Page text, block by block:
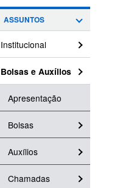
ASSUNTOS
Institucional
Bolsas e Auxílios
Apresentação
Bolsas
Auxílios
Chamadas